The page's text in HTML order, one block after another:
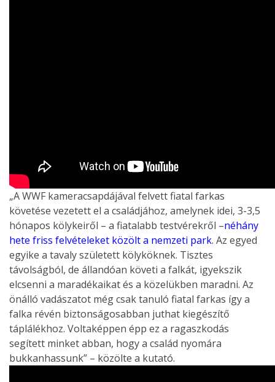
„A WWF kameracsapdájával felvett fiatal farkas
követése vezetett el a családjához, amelynek idei, 3-3,5
hónapos kölykeiről – a fiatalabb testvérekről –néhány
hete friss felvételeket közölt a nemzeti park. Az egyed
egyike a tavaly született kölyköknek. Tisztes
távolságból, de állandóan követi a falkát, igyekszik
elcsenni a maradékaikat és a közelükben maradni. Az
önálló vadászatot még csak tanuló fiatal farkas így a
falka révén biztonságosabban juthat kiegészítő
táplálékhoz. Voltaképpen épp ez a ragaszkodás
segített minket abban, hogy a család nyomára
bukkanhassunk” – közölte a kutató.